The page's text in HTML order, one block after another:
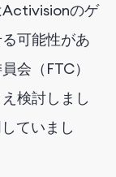
Activisionのゲ
可能性があ
会（FTC）
検討しまし
ていまし